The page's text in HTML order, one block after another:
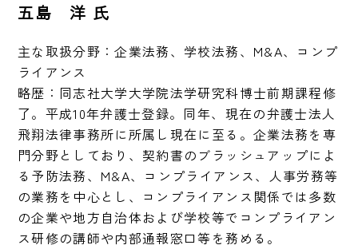
五島 洋 氏
主な取扱分野：企業法務、学校法務、M&A、コンプ
ライアンス
略歴：同志社大学大学院法学研究科博士前期課程修
了。平成10年弁護士登録。同年、現在の弁護士法人
飛翔法律事務所に所属し現在に至る。企業法務を専
門分野としており、契約書のブラッシュアップによ
る予防法務、M&A、コンプライアンス、人事労務等
の業務を中心とし、コンプライアンス関係では多数
の企業や地方自治体および学校等でコンプライアン
ス研修の講師や内部通報窓口等を務める。